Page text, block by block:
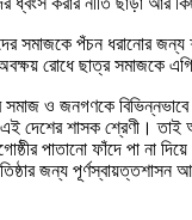
সমাজকে পঁচন ধরানোর জন্য
রোধে ছাত্র সমাজকে
সমাজ ও জনগণকে
দেশের শাসক শ্রেণী। তাই
পাতানো ফাঁদে পা না দিয়ে
জন্য পূর্ণস্বায়ত্তশাসন